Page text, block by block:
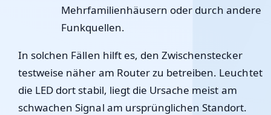
Mehrfamilienhäusern oder durch andere
Funkquellen.
In solchen Fällen hilft es, den Zwischenstecker
testweise näher am Router zu betreiben. Leuchtet
die LED dort stabil, liegt die Ursache meist am
schwachen Signal am ursprünglichen Standort.